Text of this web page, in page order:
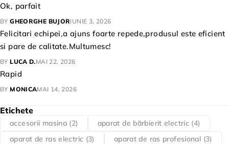
Ok, parfait
BY GHEORGHE BUJORIUNIE 3, 2026
Felicitari echipei,a ajuns foarte repede,produsul este eficient
si pare de calitate.Multumesc!
BY LUCA D.MAI 22, 2026
Rapid
BY MONICAMAI 14, 2026
Etichete
accesorii masina (2) aparat de bărbierit electric (4)
aparat de ras electric (3) aparat de ras profesional (3)